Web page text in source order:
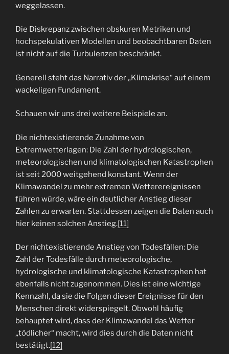
weggelassen.
Die Diskrepanz zwischen obskuren Metriken und
hochspekulativen Modellen und beobachtbaren Daten
ist nicht auf die Turbulenzen beschränkt.
Generell steht das Narrativ der „Klimakrise“ auf einem
wackeligen Fundament.
Schauen wir uns drei weitere Beispiele an.
Die nichtexistierende Zunahme von
Extremwetterlagen: Die Zahl der hydrologischen,
meteorologischen und klimatologischen Katastrophen
ist seit 2000 weitgehend konstant. Wenn der
Klimawandel zu mehr extremen Wetterereignissen
führen würde, wäre ein deutlicher Anstieg dieser
Zahlen zu erwarten. Stattdessen zeigen die Daten auch
hier keinen solchen Anstieg.[11]
Der nichtexistierende Anstieg von Todesfällen: Die
Zahl der Todesfälle durch meteorologische,
hydrologische und klimatologische Katastrophen hat
ebenfalls nicht zugenommen. Dies ist eine wichtige
Kennzahl, da sie die Folgen dieser Ereignisse für den
Menschen direkt widerspiegelt. Obwohl häufig
behauptet wird, dass der Klimawandel das Wetter
„tödlicher“ macht, wird dies durch die Daten nicht
bestätigt.[12]